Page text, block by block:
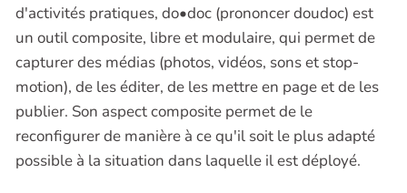
d'activités pratiques, do•doc (prononcer doudoc) est
un outil composite, libre et modulaire, qui permet de
capturer des médias (photos, vidéos, sons et stop-
motion), de les éditer, de les mettre en page et de les
publier. Son aspect composite permet de le
reconfigurer de manière à ce qu'il soit le plus adapté
possible à la situation dans laquelle il est déployé.